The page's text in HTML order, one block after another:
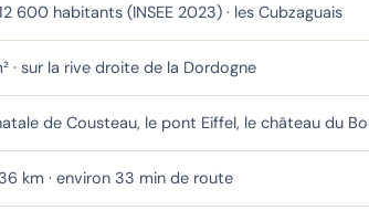
600 habitants (INSEE 2023) · les Cubzaguais
· sur la rive droite de la Dordogne
de Cousteau, le pont Eiffel, le château du
km · environ 33 min de route